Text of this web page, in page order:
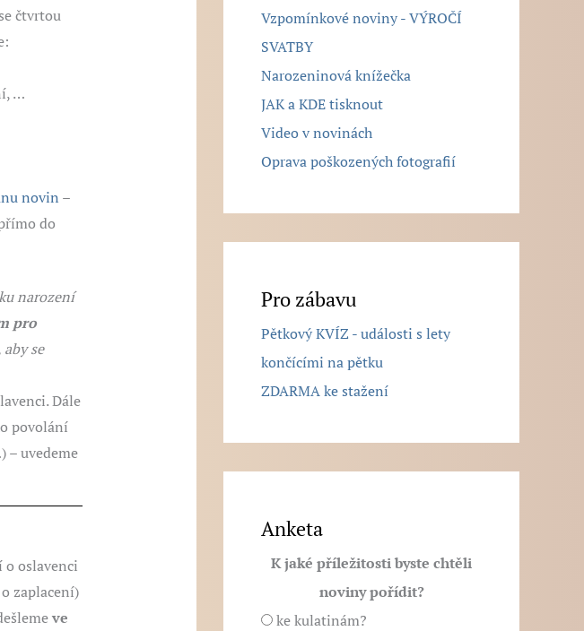
čtvrtou
…
novin –
do
narození
pro
se
Dále
povolání
– uvedeme
oslavenci
zaplacení)
ve
Vzpomínkové noviny - VÝROČÍ
SVATBY
Narozeninová knížečka
JAK a KDE tisknout
Video v novinách
Oprava poškozených fotografií
Pro zábavu
Pětkový KVÍZ - události s lety
končícími na pětku
ZDARMA ke stažení
Anketa
K jaké příležitosti byste chtěli
noviny pořídit?
ke kulatinám?